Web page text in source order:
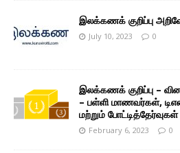
இலக்கணக் குறிப்பு
July 10, 2023 0
இலக்கணக் குறிப்பு –
– பள்ளி மாணவர்கள்,
மற்றும்
February 6, 2023 0